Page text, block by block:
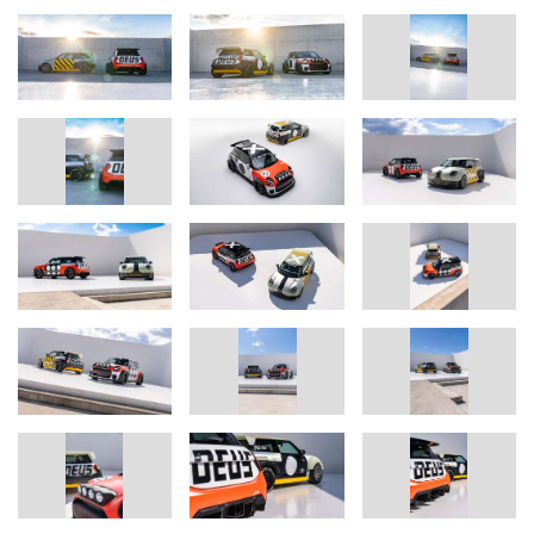
Authentizität im Vordergrund: Designer sprechen von einem
„rohen, handwerklichen Vibe“, der die „Schönheit des
Unvollkommenen“ feiert. Im Exterieur bilden expressive Grafiken
aus Zahlen, geometrischen Elementen und leuchtenden Farben
Die MINI JCW x DEUS Einzelstücke.
Als Paar aufgebaut sind sie im Charakter verwandt – und in der
Ausführung dabei völlig verschieden. Als verbindendes Element
zeigen die Dächer beider Fahrzeuge ein weißes „X“, das mehr als
nur ein Designelement ist. Es ist das Symbol für den Co-Creation-
Prozess zweier Ikonen: MINI x DEUS.
The Skeg – Visionär, elektrisch, an der Küste zu Hause
Deus Ex Machina bewegt sich zwischen den Welten des
Motorradsports und der Surf-Kultur. Das elektrisch angetriebene
Showcar „The Skeg“ greift Materialien, Technologien, und
Philosophien aus der Surf-Welt auf: Fiberglas, Beschleunigung
und Minimalismus.
Die Karosserie des Fahrzeugs leuchtet in einem auffälligen Gelb-
Silber-Farbmix – ein Statement für Elektromobilität bei MINI. Auf
den ersten Blick fallen die verbreiterten Kotflügel, der Dach-